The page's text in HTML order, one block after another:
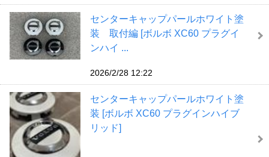
センターキャップパールホワイト塗
装 取付編 [ボルボ XC60 プラグイ
ンハイ ...
2026/2/28 12:22
センターキャップパールホワイト塗
装 [ボルボ XC60 プラグインハイブ
リッド]